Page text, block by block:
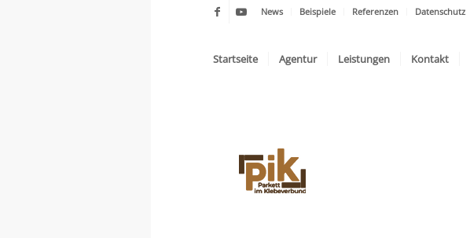
News Beispiele Referenzen Datenschutz
Startseite Agentur Leistungen Kontakt